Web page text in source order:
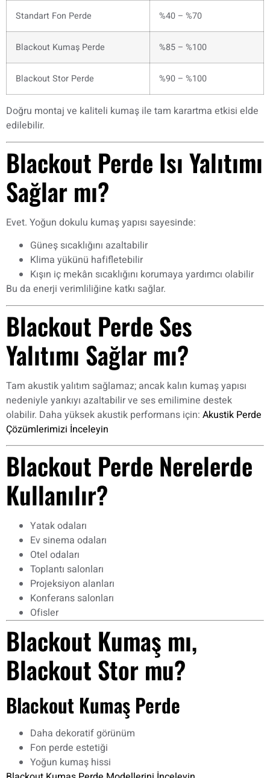
Standart Fon Perde %40 – %70
Blackout Kumaş Perde %85 – %100
Blackout Stor Perde %90 – %100
Doğru montaj ve kaliteli kumaş ile tam karartma etkisi elde
edilebilir.
Blackout Perde Isı Yalıtımı
Sağlar mı?
Evet. Yoğun dokulu kumaş yapısı sayesinde:
Güneş sıcaklığını azaltabilir
Klima yükünü hafifletebilir
Kışın iç mekân sıcaklığını korumaya yardımcı olabilir
Bu da enerji verimliliğine katkı sağlar.
Blackout Perde Ses
Yalıtımı Sağlar mı?
Tam akustik yalıtım sağlamaz; ancak kalın kumaş yapısı
nedeniyle yankıyı azaltabilir ve ses emilimine destek
olabilir. Daha yüksek akustik performans için: Akustik Perde
Çözümlerimizi İnceleyin
Blackout Perde Nerelerde
Kullanılır?
Yatak odaları
Ev sinema odaları
Otel odaları
Toplantı salonları
Projeksiyon alanları
Konferans salonları
Ofisler
Blackout Kumaş mı,
Blackout Stor mu?
Blackout Kumaş Perde
Daha dekoratif görünüm
Fon perde estetiği
Yoğun kumaş hissi